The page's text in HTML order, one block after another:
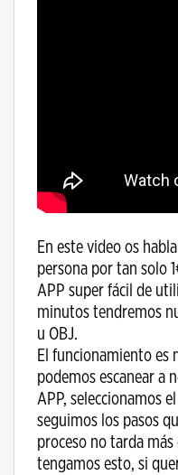
En este video os
persona por tan solo
APP super fácil de
minutos tendremos
u OBJ.
El funcionamiento es
podemos escanear a
APP, seleccionamos
seguimos los pasos
proceso no tarda
tengamos esto, si